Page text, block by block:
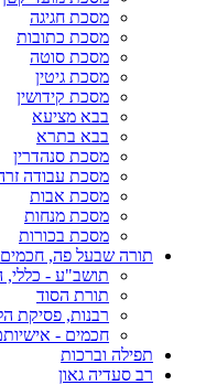
מסכת חגיגה
מסכת כתובות
מסכת סוטה
מסכת גיטין
מסכת קידושין
בבא מציעא
בבא בתרא
מסכת סנהדרין
מסכת עבודה
מסכת אבות
מסכת מנחות
מסכת בכורות
תורה שבעל פה, חכמים
תושב"ע - כללי,
תורת הסוד
רבנות, פסיקת
חכמים -
תפילה וברכות
רב סעדיה גאון